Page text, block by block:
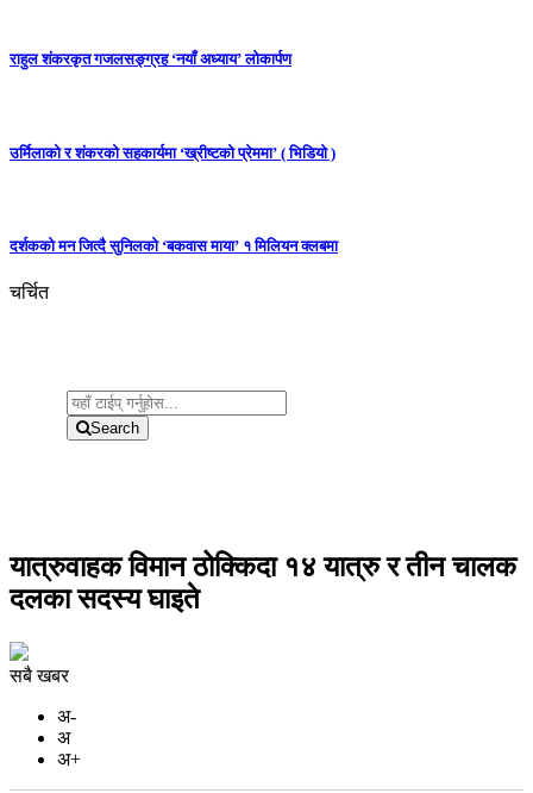
राहुल शंकरकृत गजलसङ्ग्रह ‘नयाँ अध्याय’ लोकार्पण
उर्मिलाको र शंकरको सहकार्यमा ‘ख्रीष्टको प्रेममा’ ( भिडियो )
दर्शकको मन जित्दै सुनिलको ‘बकवास माया’ १ मिलियन क्लबमा
चर्चित
Search
यात्रुवाहक विमान ठोक्किदा १४ यात्रु र तीन चालक
दलका सदस्य घाइते
सबै खबर
अ-
अ
अ+